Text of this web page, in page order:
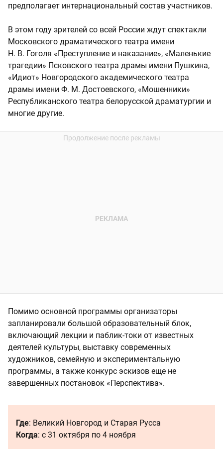
предполагает интернациональный состав участников.
В этом году зрителей со всей России ждут спектакли
Московского драматического театра имени
Н. В. Гоголя «Преступление и наказание», «Маленькие
трагедии» Псковского театра драмы имени Пушкина,
«Идиот» Новгородского академического театра
драмы имени Ф. М. Достоевского, «Мошенники»
Республиканского театра белорусской драматургии и
многие другие.
Помимо основной программы организаторы
запланировали большой образовательный блок,
включающий лекции и паблик-токи от известных
деятелей культуры, выставку современных
художников, семейную и экспериментальную
программы, а также конкурс эскизов еще не
завершенных постановок «Перспектива».
Где: Великий Новгород и Старая Русса
Когда: с 31 октября по 4 ноября